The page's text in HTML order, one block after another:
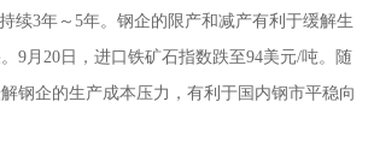
3年～5年。钢企的限产和减产有利于缓解生
9月20日，进口铁矿石指数跌至94美元/吨。随
钢企的生产成本压力，有利于国内钢市平稳向